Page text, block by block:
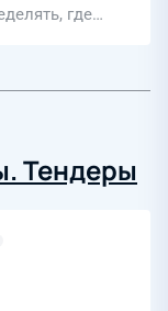
где…
Тендеры